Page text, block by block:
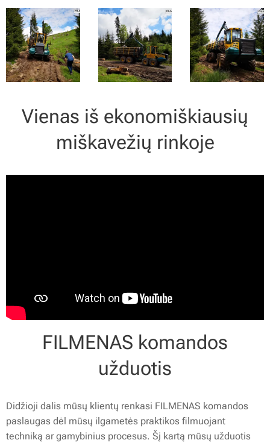
Vienas iš ekonomiškiausių
miškavežių rinkoje
FILMENAS komandos
užduotis
Didžioji dalis mūsų klientų renkasi FILMENAS komandos
paslaugas dėl mūsų ilgametės praktikos filmuojant
techniką ar gamybinius procesus. Šį kartą mūsų užduotis